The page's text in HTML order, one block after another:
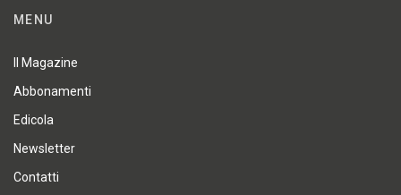
MENU
Il Magazine
Abbonamenti
Edicola
Newsletter
Contatti